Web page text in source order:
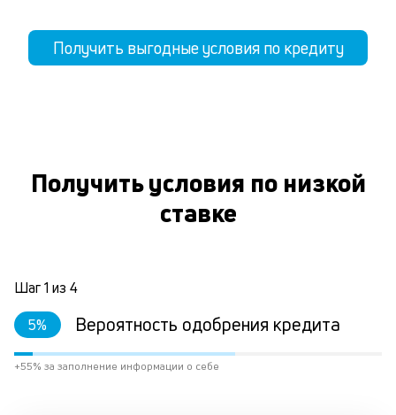
Получить выгодные условия по кредиту
Получить условия по низкой
ставке
Шаг1 из 4
5% Вероятность одобрения кредита
+55% за заполнение информации о себе